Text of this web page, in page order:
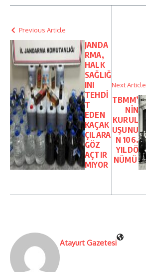
Previous Article
JANDA
RMA,
HALK
SAĞLIĞ
INI
TEHDİ
T
EDEN
KAÇAK
ÇILARA
GÖZ
AÇTIR
MIYOR
Next Article
TBMM’
NİN
KURUL
UŞUNU
N 106.
YILDÖ
NÜMÜ
Atayurt Gazetesi